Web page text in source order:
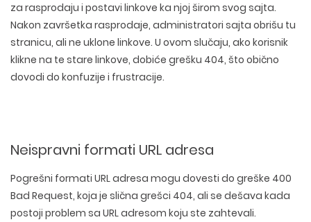
za rasprodaju i postavi linkove ka njoj širom svog sajta.
Nakon završetka rasprodaje, administratori sajta obrišu tu
stranicu, ali ne uklone linkove. U ovom slučaju, ako korisnik
klikne na te stare linkove, dobiće grešku 404, što obično
dovodi do konfuzije i frustracije.
Neispravni formati URL adresa
Pogrešni formati URL adresa mogu dovesti do greške 400
Bad Request, koja je slična grešci 404, ali se dešava kada
postoji problem sa URL adresom koju ste zahtevali.